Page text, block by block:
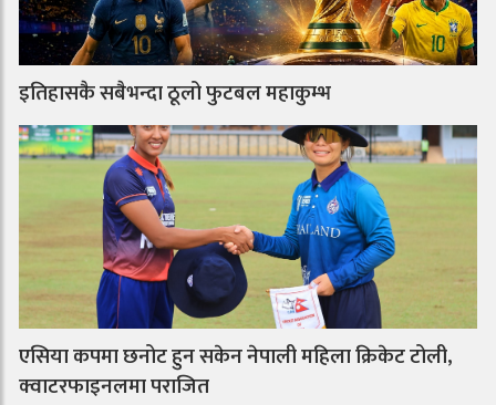
इतिहासकै सबैभन्दा ठूलो फुटबल महाकुम्भ
एसिया कपमा छनोट हुन सकेन नेपाली महिला क्रिकेट टोली,
क्वाटरफाइनलमा पराजित